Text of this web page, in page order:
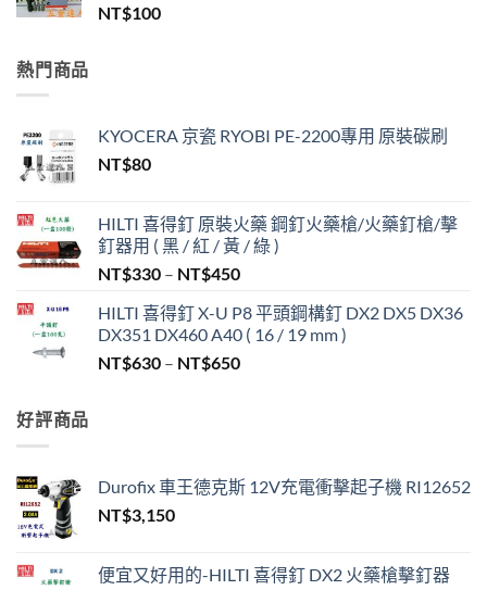
NT$100
熱門商品
KYOCERA 京瓷 RYOBI PE-2200專用 原裝碳刷
NT$80
HILTI 喜得釘 原裝火藥 鋼釘火藥槍/火藥釘槍/擊
釘器用 ( 黑 / 紅 / 黃 / 綠 )
NT$330 – NT$450價
範
圍：
NT$330
HILTI 喜得釘 X-U P8 平頭鋼構釘 DX2 DX5 DX36
DX351 DX460 A40 ( 16 / 19 mm )
NT$630 – NT$650價
到
NT$650
好評商品
Durofix 車王德克斯 12V充電衝擊起子機 RI12652
NT$3,150
便宜又好用的-HILTI 喜得釘 DX2 火藥槍擊釘器